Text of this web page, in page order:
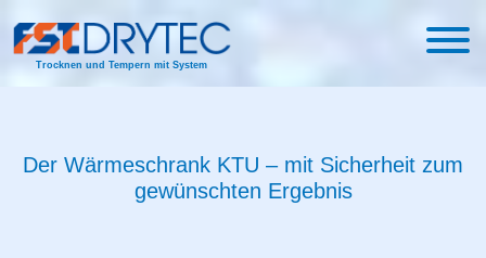
Trocknen und Tempern mit System
Der Wärmeschrank KTU – mit Sicherheit zum
gewünschten Ergebnis